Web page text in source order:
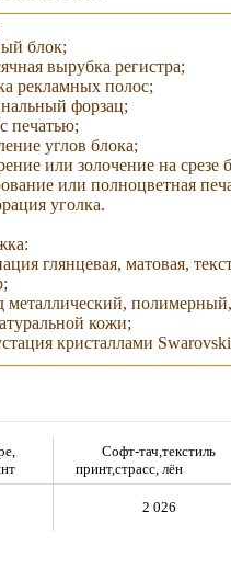
блок;
вырубка регистра;
рекламных полос;
форзац;
печатью;
углов блока;
или золочение на срезе
или полноцветная
уголка.
глянцевая, матовая,
металлический,
кожи;
кристаллами
Софт-тач,текстиль
принт,страсс,
2 026